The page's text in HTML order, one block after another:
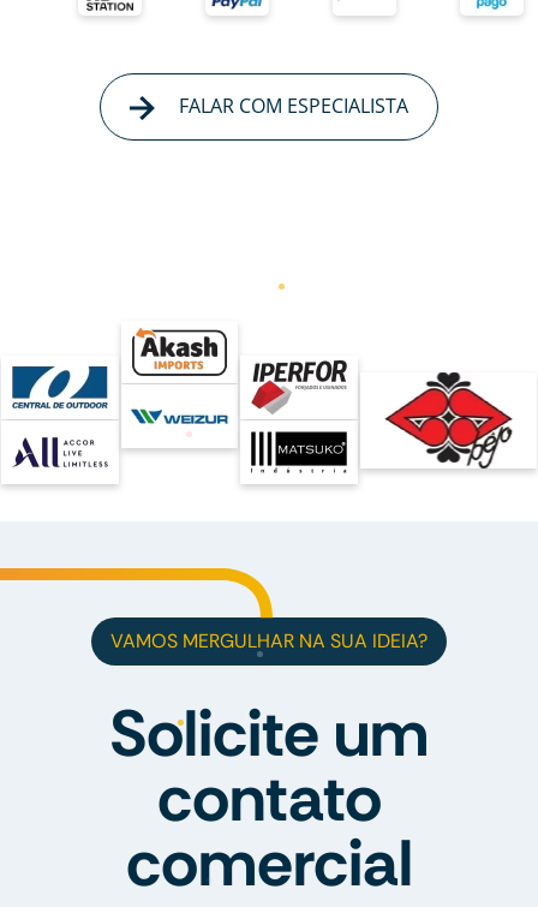
FALAR COM ESPECIALISTA
VAMOS MERGULHAR NA SUA IDEIA?
Solicite um
contato
comercial